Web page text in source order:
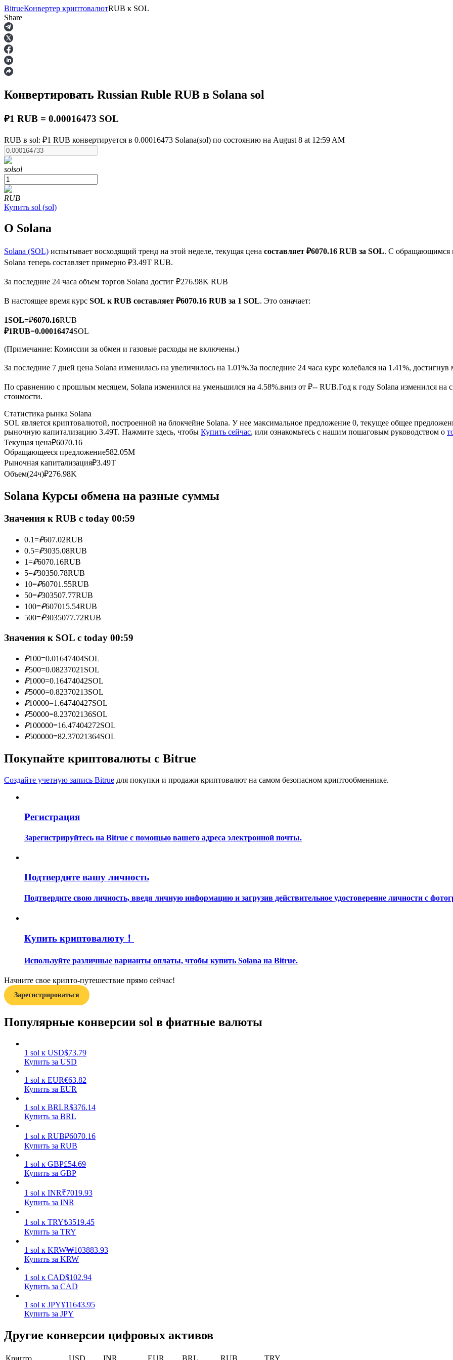
Фьючерсы
USDT-фьючерсы
TradFi
USDC фьючерсы
Фьючерсы с использованием USDC в качестве обеспечения
Копирование торговли
Присоединяйтесь к лучшим трейдерам
Станьте копи-трейдером
Наслаждайтесь распределением прибыли и комиссиями за копи-трейдинг
Руководство для начинающих по фьючерсам
Торговые стратегии
Узнайте, как оставаться прибыльным
Заработок
Силовая свинья
Получайте конкурентные награды ежедневно
BitrueКонвертер криптовалютRUB к SOL
Share
Конвертировать Russian Ruble RUB в Solana sol
₽1 RUB = 0.00016473 SOL
RUB в sol: ₽1 RUB конвертируется в 0.00016473 Solana(sol) по состоянию на August 8 at 12:59 AM
solsol
RUB
Купить sol (sol)
О Solana
Solana (SOL) испытывает восходящий тренд на этой неделе, текущая цена составляет ₽6070.16 RUB за SOL. С обращающимся
Solana теперь составляет примерно ₽3.49T RUB.
За последние 24 часа объем торгов Solana достиг ₽276.98K RUB
В настоящее время курс SOL к RUB составляет ₽6070.16 RUB за 1 SOL. Это означает:
1SOL=₽6070.16RUB
₽1RUB=0.00016474SOL
(Примечание: Комиссии за обмен и газовые расходы не включены.)
За последние 7 дней цена Solana изменилась на увеличилось на 1.01%.За последние 24 часа курс колебался на 1.41%,
По сравнению с прошлым месяцем, Solana изменился на уменьшился на 4.58%.вниз от ₽-- RUB.Год к году Solana изменился на
стоимости.
Статистика рынка Solana
SOL является криптовалютой, построенной на блокчейне Solana. У нее максимальное предложение 0, текущее общее
рыночную капитализацию 3.49T. Нажмите здесь, чтобы Купить сейчас, или ознакомьтесь с нашим пошаговым руководством о
Текущая цена₽6070.16
Обращающееся предложение582.05M
Рыночная капитализация₽3.49T
Объем(24ч)₽276.98K
Solana Курсы обмена на разные суммы
Значения к RUB с today 00:59
0.1=₽607.02RUB
0.5=₽3035.08RUB
1=₽6070.16RUB
5=₽30350.78RUB
10=₽60701.55RUB
50=₽303507.77RUB
100=₽607015.54RUB
500=₽3035077.72RUB
Значения к SOL с today 00:59
₽100=0.01647404SOL
₽500=0.08237021 SOL
₽1000=0.16474042SOL
₽5000=0.82370213SOL
₽10000=1.64740427SOL
₽50000=8.23702136SOL
₽100000=16.47404272SOL
₽500000=82.37021364SOL
Покупайте криптовалюты с Bitrue
Создайте учетную запись Bitrue для покупки и продажи криптовалют на самом безопасном криптообменнике.
Регистрация
Зарегистрируйтесь на Bitrue с помощью вашего адреса электронной почты.
Подтвердите вашу личность
Подтвердите свою личность, введя личную информацию и загрузив действительное удостоверение личности с
Купить криптовалюту！
Используйте различные варианты оплаты, чтобы купить Solana на Bitrue.
Начните свое крипто-путешествие прямо сейчас!
Зарегистрироваться
Популярные конверсии sol в фиатные валюты
1 sol к USD$73.79
Купить за USD
1 sol к EUR€63.82
Купить за EUR
1 sol к BRLR$376.14
Купить за BRL
1 sol к RUB₽6070.16
Купить за RUB
1 sol к GBP£54.69
Купить за GBP
1 sol к INR₹7019.93
Купить за INR
1 sol к TRY₺3519.45
Купить за TRY
1 sol к KRW₩103883.93
Купить за KRW
1 sol к CAD$102.94
Купить за CAD
1 sol к JPY¥11643.95
Купить за JPY
Другие конверсии цифровых активов
Крипто USD INR EUR BRL RUB
TRY